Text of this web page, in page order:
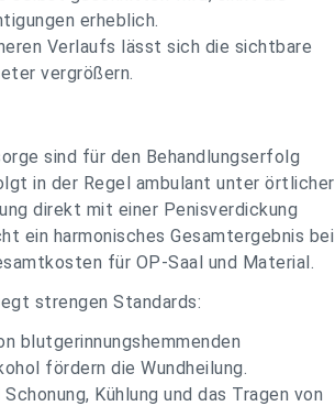
erheblich.
Verlaufs lässt sich die sichtbare
vergrößern.
sind für den Behandlungserfolg
in der Regel ambulant unter örtlicher
direkt mit einer Penisverdickung
ein harmonisches Gesamtergebnis bei
für OP-Saal und Material.
strengen Standards:
blutgerinnungshemmenden
fördern die Wundheilung.
Kühlung und das Tragen von